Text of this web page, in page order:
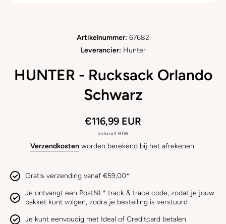
Artikelnummer: 67682
Leverancier: Hunter
HUNTER - Rucksack Orlando
Schwarz
€116,99 EUR
Inclusief BTW
Verzendkosten worden berekend bij het afrekenen.
Gratis verzending vanaf €59,00*
Je ontvangt een PostNL* track & trace code, zodat je jouw
pakket kunt volgen, zodra je bestelling is verstuurd
Je kunt eenvoudig met Ideal of Creditcard betalen